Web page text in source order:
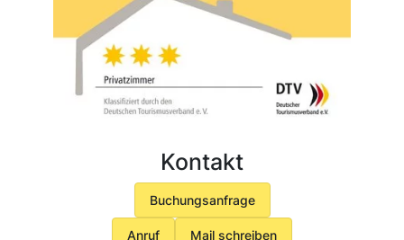
Kontakt
Buchungsanfrage
Anruf Mail schreiben